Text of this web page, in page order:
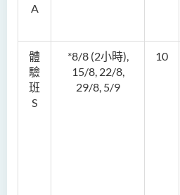
A
體
驗
班
S
*8/8 (2小時),
15/8, 22/8,
29/8, 5/9
10